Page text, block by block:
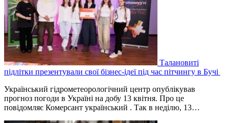
Талановиті
підлітки презентували свої бізнес-ідеї під час пітчингу в Бучі
Український гідрометеорологічний центр опублікував
прогноз погоди в Україні на добу 13 квітня. Про це
повідомляє Комерсант український . Так в неділю, 13…